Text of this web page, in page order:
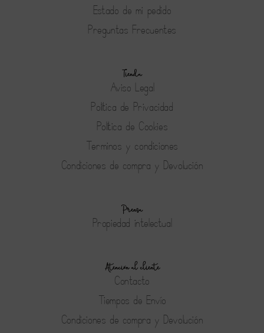
Estado de mi pedido
Preguntas Frecuentes
Tienda
Aviso Legal
Política de Privacidad
Política de Cookies
Terminos y condiciones
Condiciones de compra y Devolución
Prensa
Propiedad intelectual
Atención al cliente
Contacto
Tiempos de Envío
Condiciones de compra y Devolución